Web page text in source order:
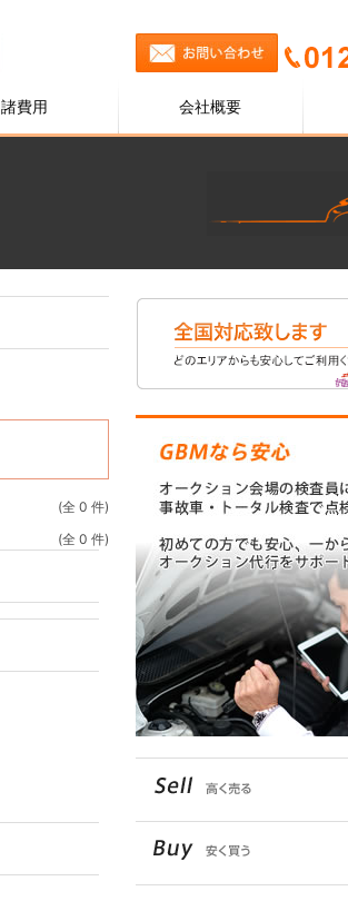
諸費用 会社概要
(全 0 件)
(全 0 件)